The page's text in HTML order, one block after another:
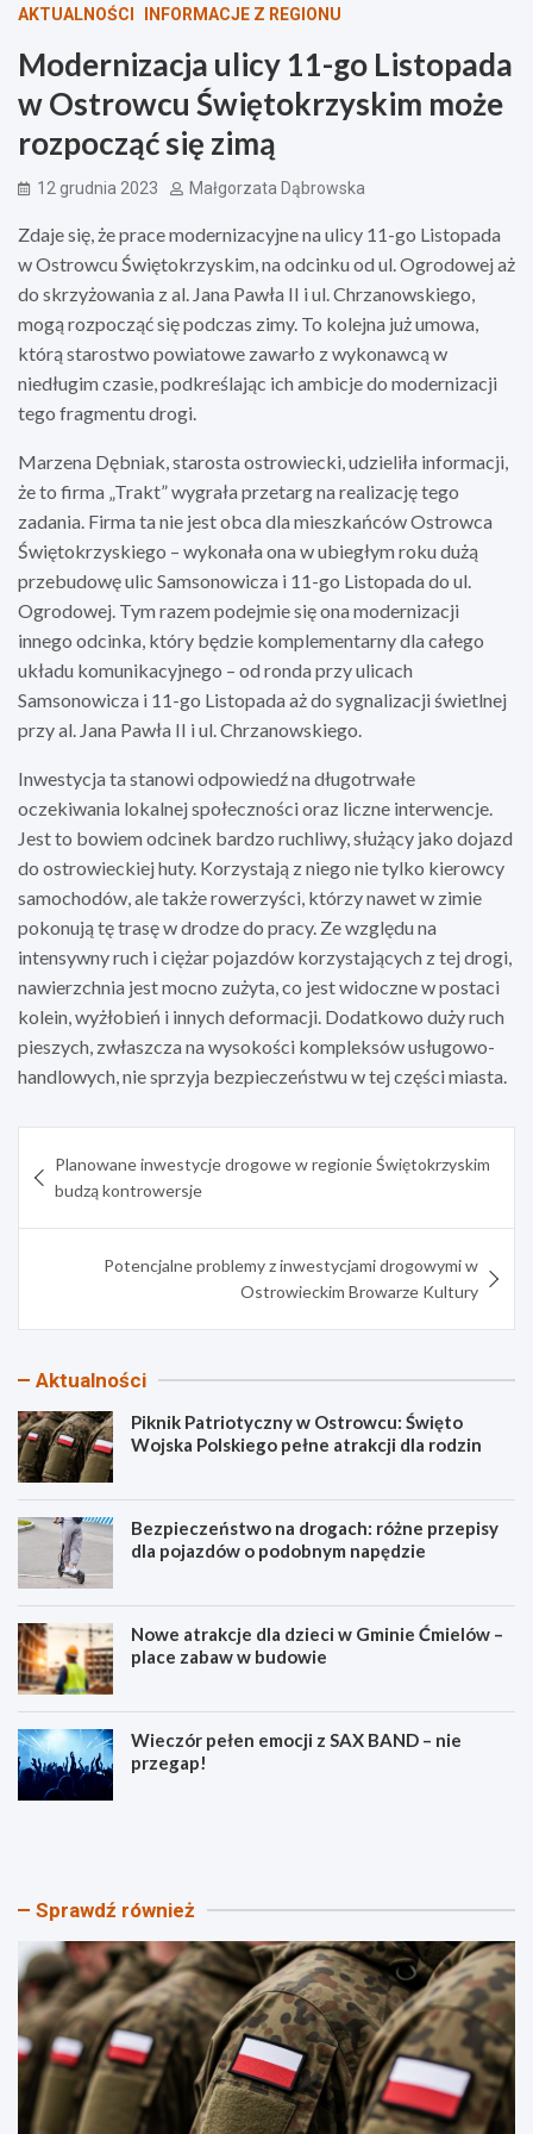
AKTUALNOŚCI INFORMACJE Z REGIONU
Modernizacja ulicy 11-go Listopada
w Ostrowcu Świętokrzyskim może
rozpocząć się zimą
12 grudnia 2023 Małgorzata Dąbrowska
Zdaje się, że prace modernizacyjne na ulicy 11-go Listopada
w Ostrowcu Świętokrzyskim, na odcinku od ul. Ogrodowej aż
do skrzyżowania z al. Jana Pawła II i ul. Chrzanowskiego,
mogą rozpocząć się podczas zimy. To kolejna już umowa,
którą starostwo powiatowe zawarło z wykonawcą w
niedługim czasie, podkreślając ich ambicje do modernizacji
tego fragmentu drogi.
Marzena Dębniak, starosta ostrowiecki, udzieliła informacji,
że to firma „Trakt” wygrała przetarg na realizację tego
zadania. Firma ta nie jest obca dla mieszkańców Ostrowca
Świętokrzyskiego – wykonała ona w ubiegłym roku dużą
przebudowę ulic Samsonowicza i 11-go Listopada do ul.
Ogrodowej. Tym razem podejmie się ona modernizacji
innego odcinka, który będzie komplementarny dla całego
układu komunikacyjnego – od ronda przy ulicach
Samsonowicza i 11-go Listopada aż do sygnalizacji świetlnej
przy al. Jana Pawła II i ul. Chrzanowskiego.
Inwestycja ta stanowi odpowiedź na długotrwałe
oczekiwania lokalnej społeczności oraz liczne interwencje.
Jest to bowiem odcinek bardzo ruchliwy, służący jako dojazd
do ostrowieckiej huty. Korzystają z niego nie tylko kierowcy
samochodów, ale także rowerzyści, którzy nawet w zimie
pokonują tę trasę w drodze do pracy. Ze względu na
intensywny ruch i ciężar pojazdów korzystających z tej drogi,
nawierzchnia jest mocno zużyta, co jest widoczne w postaci
kolein, wyżłobień i innych deformacji. Dodatkowo duży ruch
pieszych, zwłaszcza na wysokości kompleksów usługowo-
handlowych, nie sprzyja bezpieczeństwu w tej części miasta.
wpisu
Planowane inwestycje drogowe w regionie Świętokrzyskim
budzą kontrowersje
Potencjalne problemy z inwestycjami drogowymi w
Ostrowieckim Browarze Kultury
Aktualności
Piknik Patriotyczny w Ostrowcu: Święto
Wojska Polskiego pełne atrakcji dla rodzin
Bezpieczeństwo na drogach: różne przepisy
dla pojazdów o podobnym napędzie
Nowe atrakcje dla dzieci w Gminie Ćmielów –
place zabaw w budowie
Wieczór pełen emocji z SAX BAND – nie
przegap!
P
k
a
t
r
i
o
t
B
e
z
e
ń
s
t
w
Sprawdź również